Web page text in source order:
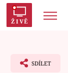
ŽIVĚ
SDÍLET